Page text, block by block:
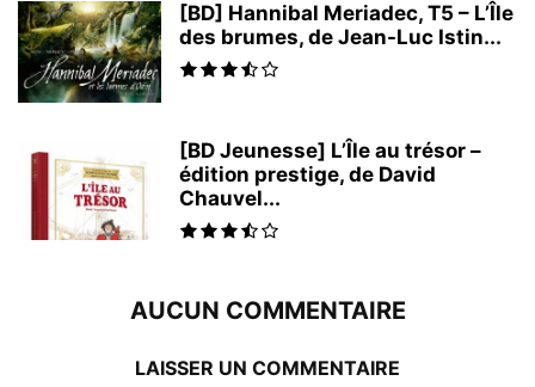
[BD] Hannibal Meriadec, T5 – L’Île
des brumes, de Jean-Luc Istin...
[BD Jeunesse] L’Île au trésor –
édition prestige, de David
Chauvel...
AUCUN COMMENTAIRE
LAISSER UN COMMENTAIRE